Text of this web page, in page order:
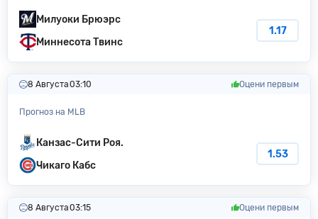
Милуоки Бpюэpc
Миннесота Твинс
1.17
8 Августа03:10 Оцени первым
Прогноз на MLB
Канзас-Сити Poя.
Чикаго Кабс
1.53
8 Августа03:15 Оцени первым